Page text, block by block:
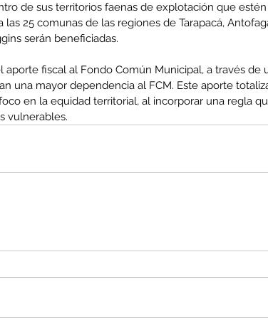
Abril-Junio 2026
de sus territorios faenas de explotación que
25 comunas de las regiones de Tarapacá,
serán beneficiadas.
aporte fiscal al Fondo Común Municipal, a través de
una mayor dependencia al FCM. Este aporte
en la equidad territorial, al incorporar una regla
vulnerables.